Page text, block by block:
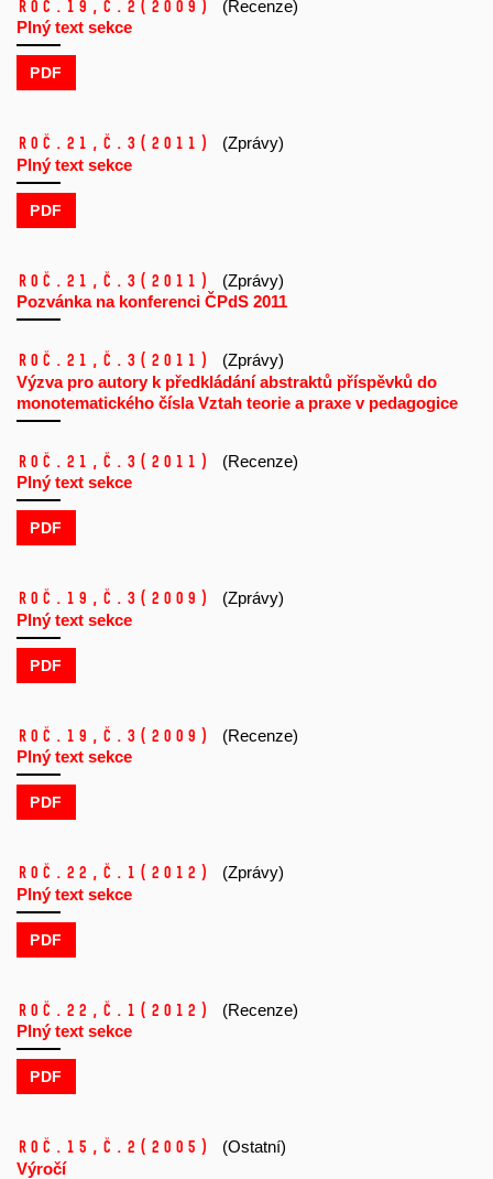
Roč.19, č.2 (2009)
(Recenze)
Plný text sekce
PDF
Roč.21, č.3 (2011)
(Zprávy)
Plný text sekce
PDF
Roč.21, č.3 (2011)
(Zprávy)
Pozvánka na konferenci ČPdS 2011
Roč.21, č.3 (2011)
(Zprávy)
Výzva pro autory k předkládání abstraktů příspěvků do
monotematického čísla Vztah teorie a praxe v pedagogice
Roč.21, č.3 (2011)
(Recenze)
Plný text sekce
PDF
Roč.19, č.3 (2009)
(Zprávy)
Plný text sekce
PDF
Roč.19, č.3 (2009)
(Recenze)
Plný text sekce
PDF
Roč.22, č.1 (2012)
(Zprávy)
Plný text sekce
PDF
Roč.22, č.1 (2012)
(Recenze)
Plný text sekce
PDF
Roč.15, č.2 (2005)
(Ostatní)
Výročí